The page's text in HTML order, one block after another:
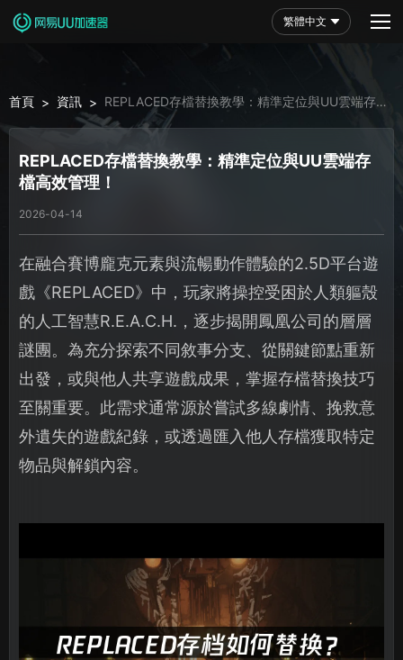
繁體中文
首頁 > 資訊 > REPLACED存檔替換教學：精準定位與UU雲端存檔
高效管理！
REPLACED存檔替換教學：精準定位與UU雲端存
檔高效管理！
2026-04-14
在融合賽博龐克元素與流暢動作體驗的2.5D平台遊
戲《REPLACED》中，玩家將操控受困於人類軀殼
的人工智慧R.E.A.C.H.，逐步揭開鳳凰公司的層層
謎團。為充分探索不同敘事分支、從關鍵節點重新
出發，或與他人共享遊戲成果，掌握存檔替換技巧
至關重要。此需求通常源於嘗試多線劇情、挽救意
外遺失的遊戲紀錄，或透過匯入他人存檔獲取特定
物品與解鎖內容。